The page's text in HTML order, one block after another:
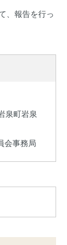
、報告を行っ
泉町岩泉
会事務局